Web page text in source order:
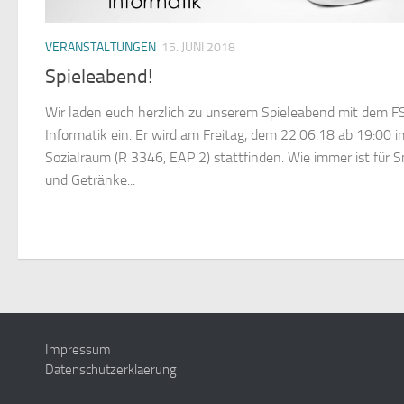
VERANSTALTUNGEN 15. JUNI 2018
Spieleabend!
Wir laden euch herzlich zu unserem Spieleabend mit dem
Informatik ein. Er wird am Freitag, dem 22.06.18 ab 19:00
Sozialraum (R 3346, EAP 2) stattfinden. Wie immer ist für
und Getränke...
Impressum
Datenschutzerklaerung